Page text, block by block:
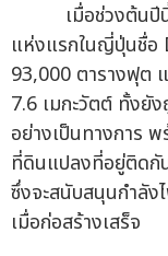
เมื่อช่วงต้นปีนี้ ดิ
แห่งแรกในญี่ปุ่นชื่อ
93,000 ตารางฟุต
7.6 เมกะวัตต์ ทั้งยั
อย่างเป็นทางการ
ที่ดินแปลงที่อยู่ติดกั
ซึ่งจะสนับสนุนกำลัง
เมื่อก่อสร้างเสร็จ